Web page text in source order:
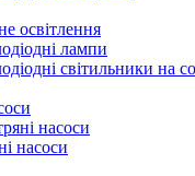
освітлення
лампи
світильники на
насоси
насоси